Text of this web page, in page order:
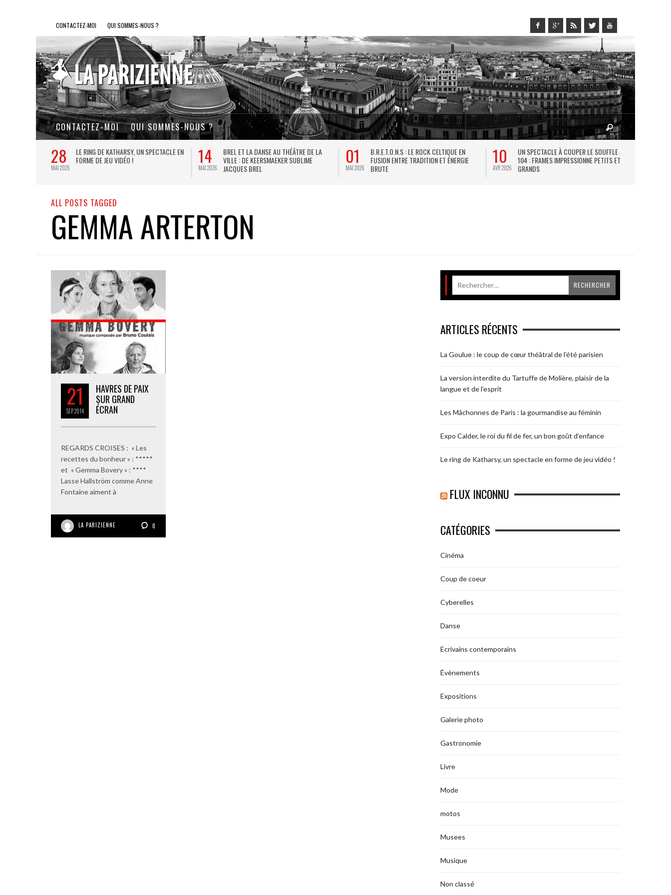
CONTACTEZ-MOI QUI SOMMES-NOUS ?
CONTACTEZ-MOI QUI SOMMES-NOUS ?
28
MAI 2026
LE RING DE KATHARSY, UN SPECTACLE EN
FORME DE JEU VIDÉO !
14
MAI 2026
BREL ET LA DANSE AU THÉÂTRE DE LA
VILLE : DE KEERSMAEKER SUBLIME
JACQUES BREL
01
MAI 2026
B.R.E.T.O.N.S : LE ROCK CELTIQUE EN
FUSION ENTRE TRADITION ET ÉNERGIE
BRUTE
10
AVR 2026
UN SPECTACLE À COUPER LE SOUFFLE AU
104 : FRAMES IMPRESSIONNE PETITS ET
GRANDS
ALL POSTS TAGGED
GEMMA ARTERTON
21
SEP2014
HAVRES DE PAIX
SUR GRAND
ÉCRAN
REGARDS CROISES : « Les
recettes du bonheur » : *****
et « Gemma Bovery » : ****
Lasse Hallström comme Anne
Fontaine aiment à
LA PARIZIENNE 0
ARTICLES RÉCENTS
La Goulue : le coup de cœur théâtral de l’été parisien
La version interdite du Tartuffe de Molière, plaisir de la
langue et de l’esprit
Les Mâchonnes de Paris : la gourmandise au féminin
Expo Calder, le roi du fil de fer, un bon goût d’enfance
Le ring de Katharsy, un spectacle en forme de jeu vidéo !
FLUX INCONNU
CATÉGORIES
Cinéma
Coup de coeur
Cyberelles
Danse
Ecrivains contemporains
Évènements
Expositions
Galerie photo
Gastronomie
Livre
Mode
motos
Musees
Musique
Non classé